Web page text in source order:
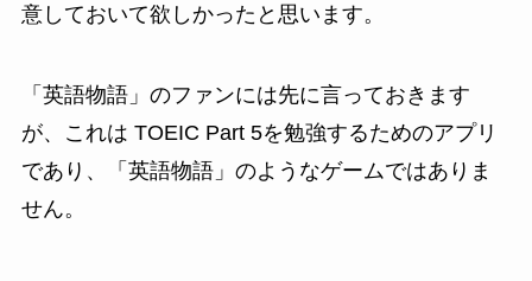
意しておいて欲しかったと思います。
「英語物語」のファンには先に言っておきます
が、これは TOEIC Part 5を勉強するためのアプリ
であり、「英語物語」のようなゲームではありま
せん。